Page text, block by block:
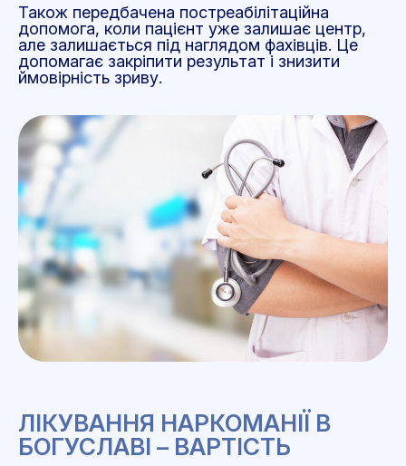
Також передбачена постреабілітаційна
допомога, коли пацієнт уже залишає центр,
але залишається під наглядом фахівців. Це
допомагає закріпити результат і знизити
ймовірність зриву.
ЛІКУВАННЯ НАРКОМАНІЇ В
БОГУСЛАВІ – ВАРТІСТЬ